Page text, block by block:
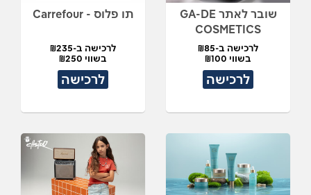
שובר לאתר GA-DE
COSMETICS
לרכישה ב-₪85
בשווי ₪100
לרכישה
תו פלוס - Carrefour
לרכישה ב-₪235
בשווי ₪250
לרכישה